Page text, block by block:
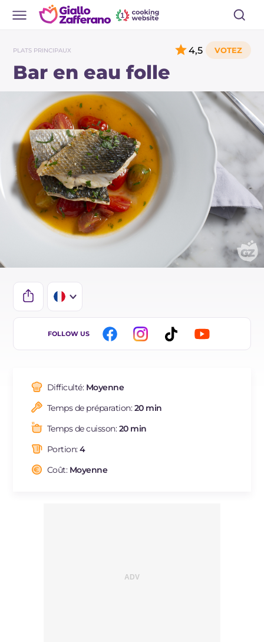
PLATS PRINCIPAUX
Bar en eau folle
4,5
IT
ES
BR
NL
FOLLOW US
Difficulté: Moyenne
Temps de préparation:20 min
Temps de cuisson:20 min
Portion:4
Coût: Moyenne